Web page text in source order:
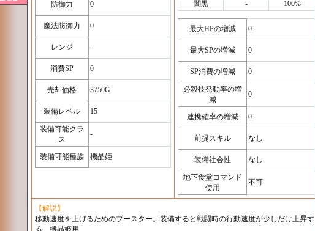
防御力 0
魔法防御力 0
レンジ -
消費SP 0
売却価格 3750G
装備レベル 15
装備可能クラ
ス
-
装備可能種族 機晶姫
闇黒
- 100%
最大HPの増減 0
最大SPの増減 0
SP消費の増減 0
必殺技発動率の増
減
0
連携確率の増減 0
前提スキル なし
装備社会性 なし
地下食堂コマンド
使用
不可
【解説】
移動速度を上げるためのブースター。装備すると戦闘時の行動速度が少しだけ上昇す
る。機晶姫用